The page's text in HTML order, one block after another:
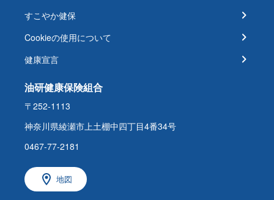
すこやか健保
Cookieの使用について
健康宣言
油研健康保険組合
〒252-1113
神奈川県綾瀬市上土棚中四丁目4番34号
0467-77-2181
地図